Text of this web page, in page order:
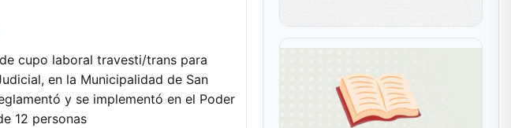
cupo laboral travesti/trans para
en la Municipalidad de San
y se implementó en el Poder
12 personas